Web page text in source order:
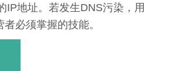
IP地址。若发生DNS污染，用
必须掌握的技能。